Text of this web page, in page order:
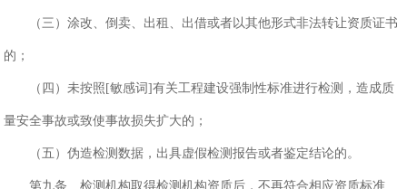
（三）涂改、倒卖、出租、出借或者以其他形式非法转让资质证书
的；
（四）未按照[敏感词]有关工程建设强制性标准进行检测，造成质
量安全事故或致使事故损失扩大的；
（五）伪造检测数据，出具虚假检测报告或者鉴定结论的。
第九条 检测机构取得检测机构资质后，不再符合相应资质标准